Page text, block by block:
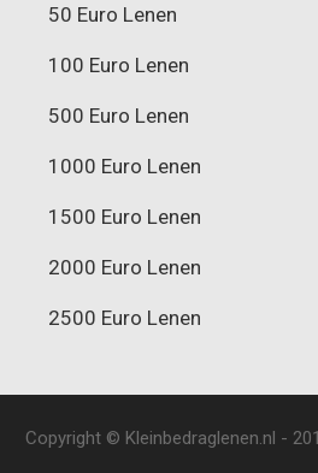
50 Euro Lenen
100 Euro Lenen
500 Euro Lenen
1000 Euro Lenen
1500 Euro Lenen
2000 Euro Lenen
2500 Euro Lenen
Copyright © Kleinbedraglenen.nl -